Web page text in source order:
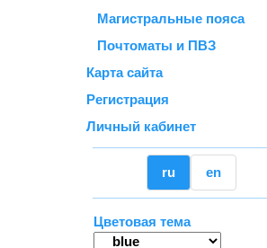
Магистральные пояса
Почтоматы и ПВЗ
Карта сайта
Регистрация
Личный кабинет
ru en
Цветовая тема